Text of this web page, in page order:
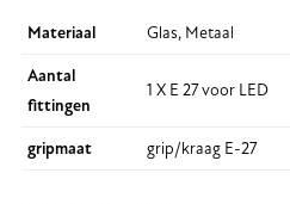
Materiaal Glas, Metaal
Aantal
fittingen
1 X E 27 voor LED
gripmaat grip/kraag E-27